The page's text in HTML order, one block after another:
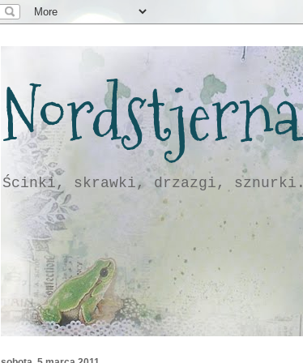
Nordstjerna
Ścinki, skrawki, drzazgi, sznurki.